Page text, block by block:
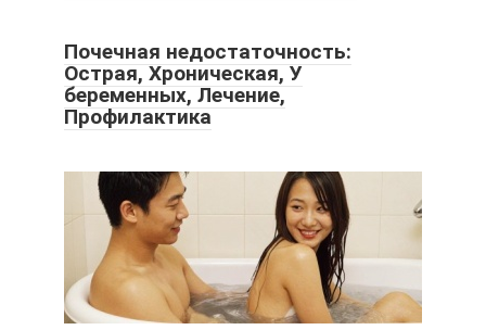
Почечная недостаточность:
Острая, Хроническая, У
беременных, Лечение,
Профилактика